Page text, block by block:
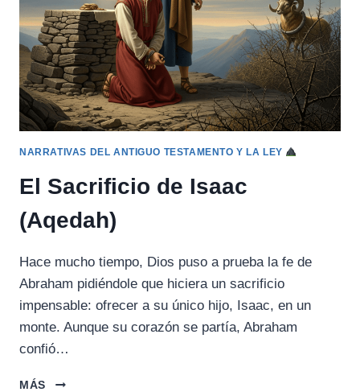
LOS
DOS
NIÑOS)
NARRATIVAS DEL ANTIGUO TESTAMENTO Y LA LEY
El Sacrificio de Isaac
(Aqedah)
Hace mucho tiempo, Dios puso a prueba la fe de
Abraham pidiéndole que hiciera un sacrificio
impensable: ofrecer a su único hijo, Isaac, en un
monte. Aunque su corazón se partía, Abraham
confió…
MÁS
EL